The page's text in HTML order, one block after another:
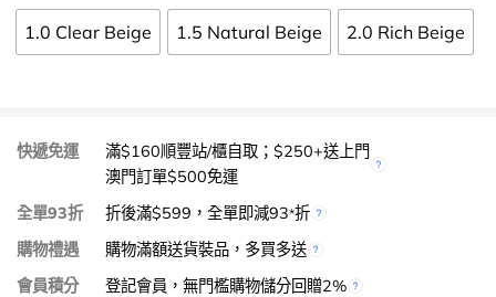
1.0 Clear Beige 1.5 Natural Beige 2.0 Rich Beige
快遞免運
滿$160順豐站/櫃自取；$250+送上門
澳門訂單$500免運
全單93折
折後滿$599，全單即減93*折
購物禮遇
購物滿額送貨裝品，多買多送
會員積分
登記會員，無門檻購物儲分回贈2%